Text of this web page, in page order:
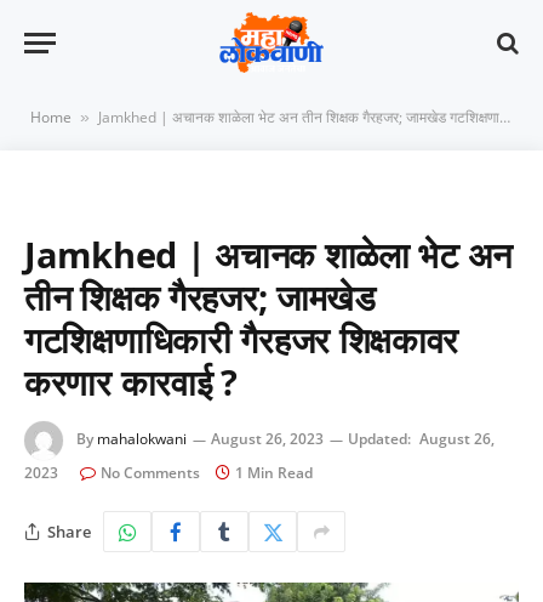
Home » Jamkhed | अचानक शाळेला भेट अन तीन शिक्षक गैरहजर; जामखेड गटशिक्षणाधिकारी गैरहजर शिक्षकावर करणार कारवाई ?
Jamkhed | अचानक शाळेला भेट अन
तीन शिक्षक गैरहजर; जामखेड
गटशिक्षणाधिकारी गैरहजर शिक्षकावर
करणार कारवाई ?
By mahalokwani August 26, 2023 Updated: August 26,
2023
No Comments 1 Min Read
Share